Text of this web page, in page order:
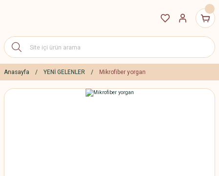
Anasayfa YENİ GELENLER Mikrofiber yorgan